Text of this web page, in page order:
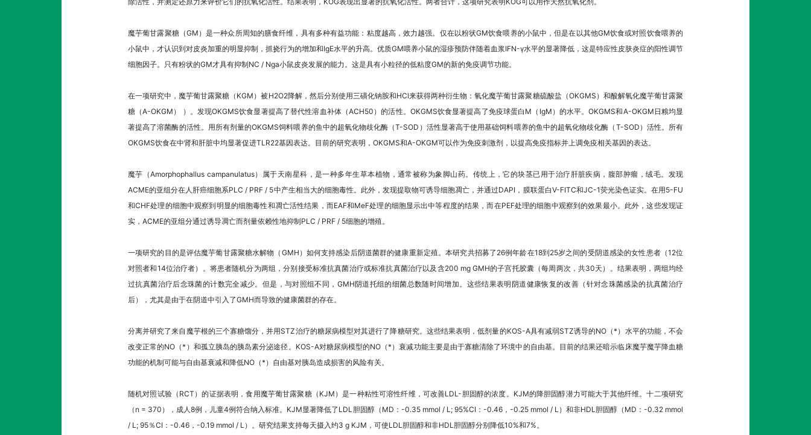
魔芋葡甘露聚糖（GM）是一种众所周知的膳食纤维，具有多种有益功能：粘度越高，效力越强。仅在以粉状GM饮食喂养的小鼠中，但是在以其他GM饮食或对照饮食喂养的
小鼠中，才认识到对皮炎加重的明显抑制，抓挠行为的增加和IgE水平的升高。优质GM喂养小鼠的湿疹预防伴随着血浆IFN-γ水平的显著降低，这是特应性皮肤炎症的阳性调节
细胞因子。只有粉状的GM才具有抑制NC / Nga小鼠皮炎发展的能力。这是具有小粒径的低粘度GM的新的免疫调节功能。
在一项研究中，魔芋葡甘露聚糖（KGM）被H2O2降解，然后分别使用三磺化钠胺和HCl来获得两种衍生物：氧化魔芋葡甘露聚糖硫酸盐（OKGMS）和酸解氧化魔芋葡甘露聚
糖（A-OKGM） ）。发现OKGMS饮食显著提高了替代性溶血补体（ACH50）的活性。OKGMS饮食显著提高了免疫球蛋白M（IgM）的水平。OKGMS和A-OKGM日粮均显
著提高了溶菌酶的活性。用所有剂量的OKGMS饲料喂养的鱼中的超氧化物歧化酶（T-SOD）活性显著高于使用基础饲料喂养的鱼中的超氧化物歧化酶（T-SOD）活性。所有
OKGMS饮食在中肾和肝脏中均显著促进TLR22基因表达。目前的研究表明，OKGMS和A-OKGM可以作为免疫刺激剂，以提高免疫指标并上调免疫相关基因的表达。
魔芋（Amorphophallus campanulatus）属于天南星科，是一种多年生草本植物，通常被称为象脚山药。传统上，它的块茎已用于治疗肝脏疾病，腹部肿瘤，绒毛。发现
ACME的亚组分在人肝癌细胞系PLC / PRF / 5中产生相当大的细胞毒性。此外，发现提取物可诱导细胞凋亡，并通过DAPI，膜联蛋白V-FITC和JC-1荧光染色证实。在用5-FU
和CHF处理的细胞中观察到明显的细胞毒性和凋亡活性结果，而EAF和MeF处理的细胞显示出中等程度的结果，而在PEF处理的细胞中观察到的效果最小。此外，这些发现证
实，ACME的亚组分通过诱导凋亡而剂量依赖性地抑制PLC / PRF / 5细胞的增殖。
一项研究的目的是评估魔芋葡甘露聚糖水解物（GMH）如何支持感染后阴道菌群的健康重新定殖。本研究共招募了26例年龄在18到25岁之间的受阴道感染的女性患者（12位
对照者和14位治疗者）。将患者随机分为两组，分别接受标准抗真菌治疗或标准抗真菌治疗以及含200 mg GMH的子宫托胶囊（每周两次，共30天）。结果表明，两组均经
过抗真菌治疗后念珠菌的计数完全减少。但是，与对照组不同，GMH阴道托组的细菌总数随时间增加。这些结果表明阴道健康恢复的改善（针对念珠菌感染的抗真菌治疗
后），尤其是由于在阴道中引入了GMH而导致的健康菌群的存在。
分离并研究了来自魔芋根的三个寡糖馏分，并用STZ治疗的糖尿病模型对其进行了降糖研究。这些结果表明，低剂量的KOS-A具有减弱STZ诱导的NO（*）水平的功能，不会
改变正常的NO（*）和孤立胰岛的胰岛素分泌途径。KOS-A对糖尿病模型的NO（*）衰减功能主要是由于寡糖清除了环境中的自由基。目前的结果还暗示临床魔芋魔芋降血糖
功能的机制可能与自由基衰减和降低NO（*）自由基对胰岛造成损害的风险有关。
随机对照试验（RCT）的证据表明，食用魔芋葡甘露聚糖（KJM）是一种粘性可溶性纤维，可改善LDL-胆固醇的浓度。KJM的降胆固醇潜力可能大于其他纤维。十二项研究
（n = 370），成人8例，儿童4例符合纳入标准。KJM显著降低了LDL胆固醇（MD：-0.35 mmol / L; 95%CI：-0.46，-0.25 mmol / L）和非HDL胆固醇（MD：-0.32 mmol
/ L; 95％CI：-0.46，-0.19 mmol / L）。研究结果支持每天摄入约3 g KJM，可使LDL胆固醇和非HDL胆固醇分别降低10%和7%。